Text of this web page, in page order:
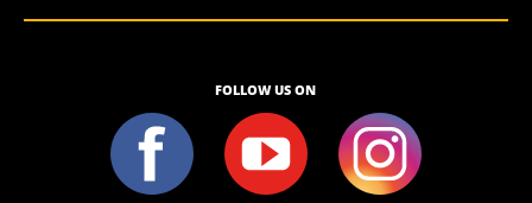
FOLLOW US ON